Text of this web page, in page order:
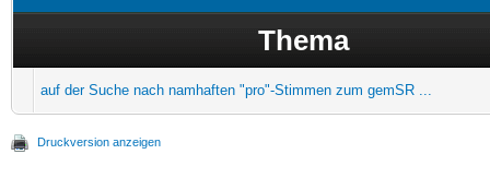
Thema
auf der Suche nach namhaften "pro"-Stimmen zum gemSR ...
Druckversion anzeigen